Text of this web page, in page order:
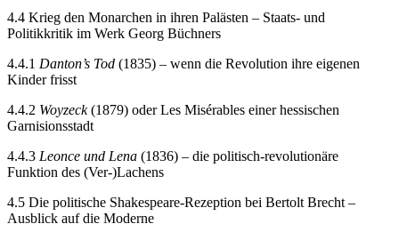
4.4 Krieg den Monarchen in ihren Palästen – Staats- und
Politikkritik im Werk Georg Büchners
4.4.1 Danton’s Tod (1835) – wenn die Revolution ihre eigenen
Kinder frisst
4.4.2 Woyzeck(1879) oder Les Misérables einer hessischen
Garnisionsstadt
4.4.3 Leonce und Lena (1836) – die politisch-revolutionäre
Funktion des (Ver-)Lachens
4.5 Die politische Shakespeare-Rezeption bei Bertolt Brecht –
Ausblick auf die Moderne